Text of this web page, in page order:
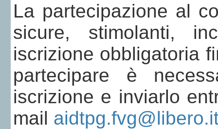
La partecipazione al
sicure, stimolanti,
iscrizione obbligatoria
partecipare è
iscrizione e inviarlo
mail